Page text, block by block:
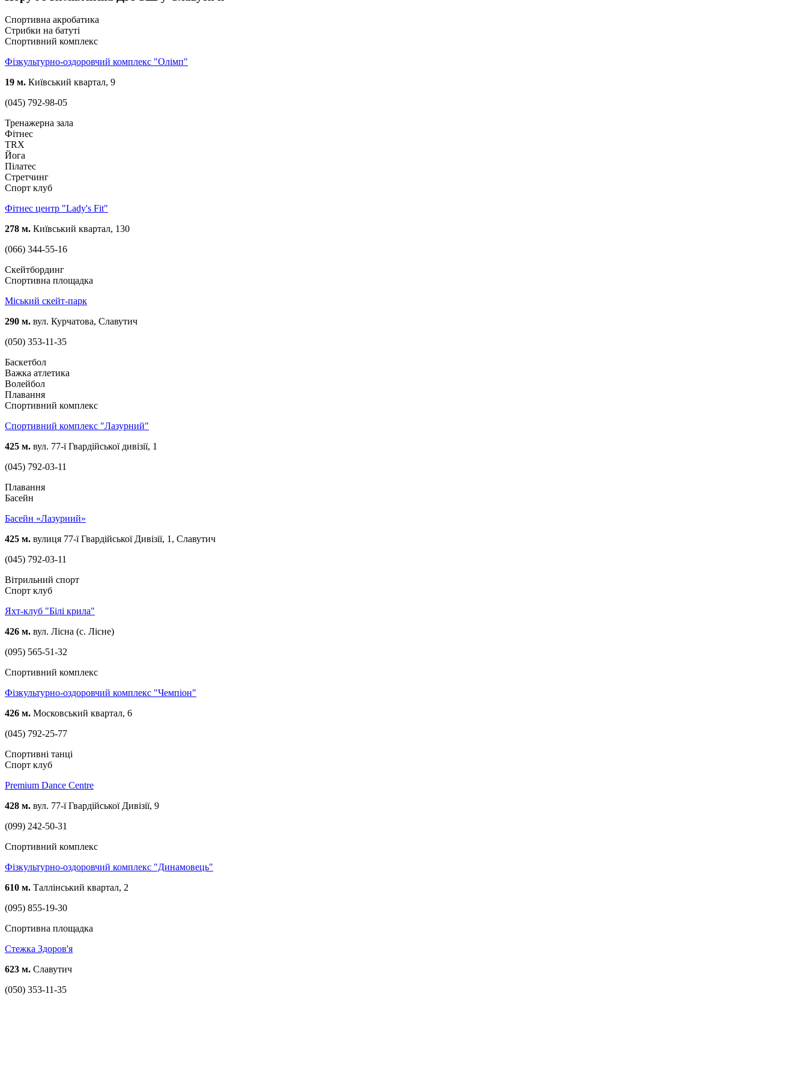
Спортивна акробатика
Стрибки на батуті
Спортивний комплекс
Фізкультурно-оздоровчий комплекс "Олімп"
19 м. Київський квартал, 9
(045) 792-98-05
Тренажерна зала
Фітнес
TRX
Йога
Пілатес
Стретчинг
Спорт клуб
Фітнес центр "Lady's Fit"
278 м. Київський квартал, 130
(066) 344-55-16
Скейтбординг
Спортивна площадка
Міський скейт-парк
290 м. вул. Курчатова, Славутич
(050) 353-11-35
Баскетбол
Важка атлетика
Волейбол
Плавання
Спортивний комплекс
Спортивний комплекс "Лазурний"
425 м. вул. 77-ї Гвардійської дивізії, 1
(045) 792-03-11
Плавання
Басейн
Басейн «Лазурний»
425 м. вулиця 77-ї Гвардійської Дивізії, 1, Славутич
(045) 792-03-11
Вітрильний спорт
Спорт клуб
Яхт-клуб "Білі крила"
426 м. вул. Лісна (с. Лісне)
(095) 565-51-32
Спортивний комплекс
Фізкультурно-оздоровчий комплекс "Чемпіон"
426 м. Московський квартал, 6
(045) 792-25-77
Спортивні танці
Спорт клуб
Premium Dance Centre
428 м. вул. 77-ї Гвардійської Дивізії, 9
(099) 242-50-31
Спортивний комплекс
Фізкультурно-оздоровчий комплекс "Динамовець"
610 м. Таллінський квартал, 2
(095) 855-19-30
Спортивна площадка
Стежка Здоров'я
623 м. Славутич
(050) 353-11-35